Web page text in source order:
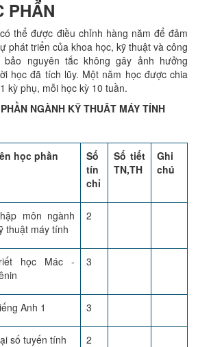
PHẦN
thể được điều chỉnh hàng năm để đảm
phát triển của khoa học, kỹ thuật và công
nguyên tắc không gây ảnh hưởng
học đã tích lũy. Một năm học được chia
kỳ phụ, mỗi học kỳ 10 tuần.
NGÀNH KỸ THUÂT MÁY TÍNH
học phần
Số
tín
chỉ
Số tiết
TN,TH
Ghi
chú
môn ngành
thuật máy tính
2
học Mác -
3
Anh 1 3
số tuyến tính 2